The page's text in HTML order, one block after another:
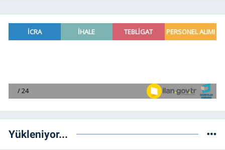
Yükleniyor...